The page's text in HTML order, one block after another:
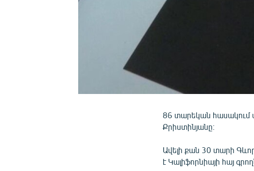
ՁԳՏԵԼՈՎ ԼԱՎԱԳՈՒՅՆԻՆ
86 տարեկան հասակում
Քրիստինյանը։
Ավելի քան 30 տարի
է Կալիֆորնիայի հայ